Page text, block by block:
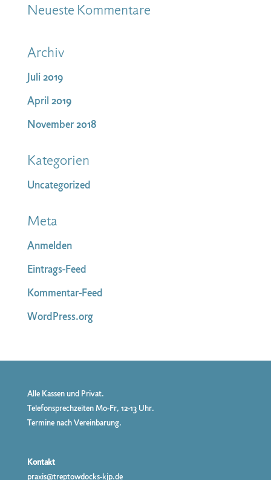
Neueste Kommentare
Archiv
Juli 2019
April 2019
November 2018
Kategorien
Uncategorized
Meta
Anmelden
Eintrags-Feed
Kommentar-Feed
WordPress.org
Alle Kassen und Privat.
Telefonsprechzeiten Mo-Fr, 12-13 Uhr.
Termine nach Vereinbarung.
Kontakt
praxis@treptowdocks-kjp.de